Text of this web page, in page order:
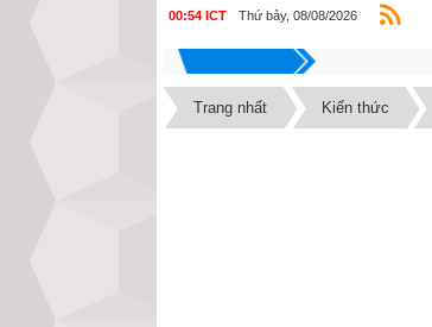
00:54 ICT Thứ bảy, 08/08/2026
Trang nhất Kiến thức